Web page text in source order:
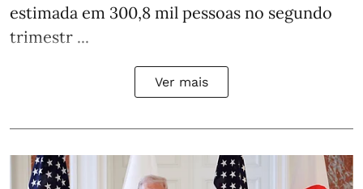
estimada em 300,8 mil pessoas no segundo
trimestr ...
Ver mais